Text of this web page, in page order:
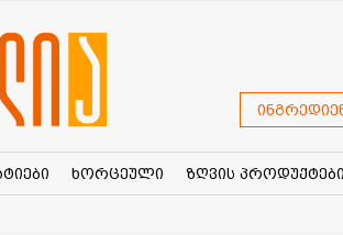
ხორცეული ზღვის პროდუქტები